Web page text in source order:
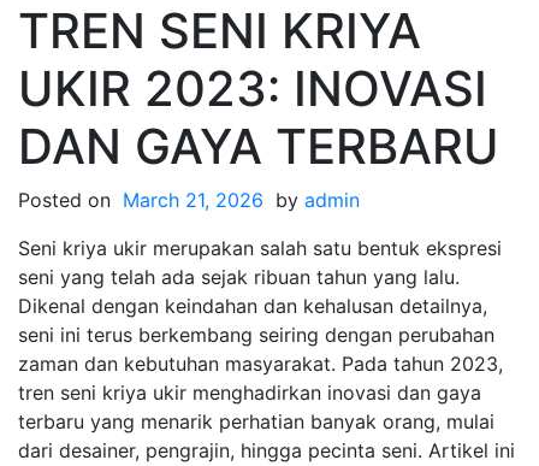
TREN SENI KRIYA
UKIR 2023: INOVASI
DAN GAYA TERBARU
Posted on March 21, 2026 by admin
Seni kriya ukir merupakan salah satu bentuk ekspresi
seni yang telah ada sejak ribuan tahun yang lalu.
Dikenal dengan keindahan dan kehalusan detailnya,
seni ini terus berkembang seiring dengan perubahan
zaman dan kebutuhan masyarakat. Pada tahun 2023,
tren seni kriya ukir menghadirkan inovasi dan gaya
terbaru yang menarik perhatian banyak orang, mulai
dari desainer, pengrajin, hingga pecinta seni. Artikel ini